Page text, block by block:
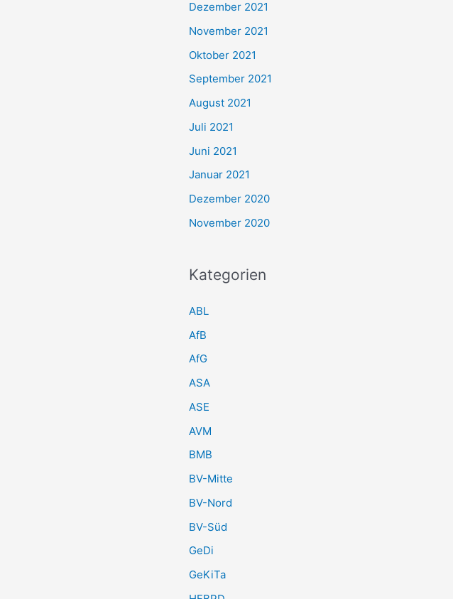
Dezember 2021
November 2021
Oktober 2021
September 2021
August 2021
Juli 2021
Juni 2021
Januar 2021
Dezember 2020
November 2020
Kategorien
ABL
AfB
AfG
ASA
ASE
AVM
BMB
BV-Mitte
BV-Nord
BV-Süd
GeDi
GeKiTa